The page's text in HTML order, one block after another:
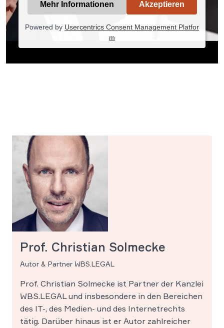
Mehr Informationen Akzeptieren
Powered by Usercentrics Consent Management Platfor
m
Prof. Christian Solmecke
Autor & Partner WBS.LEGAL
Prof. Christian Solmecke ist Partner der Kanzlei
WBS.LEGAL und insbesondere in den Bereichen
des IT-, des Medien- und des Internetrechts
tätig. Darüber hinaus ist er Autor zahlreicher